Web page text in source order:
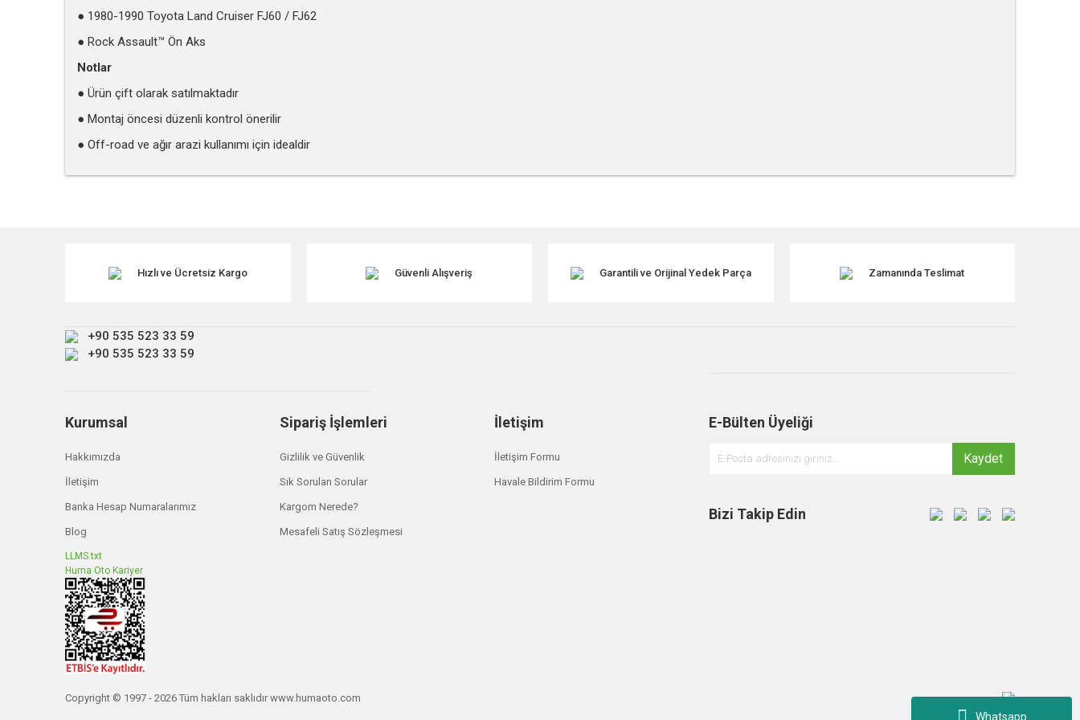
Whatsapp
● 1980-1990 Toyota Land Cruiser FJ60 / FJ62
● Rock Assault™ Ön Aks
Notlar
● Ürün çift olarak satılmaktadır
● Montaj öncesi düzenli kontrol önerilir
● Off-road ve ağır arazi kullanımı için idealdir
Ürün açıklamasında eksik bilgiler bulunuyor.
Bu ürüne benzer farklı alternatifler olmalı.
Hızlı ve Ücretsiz Kargo Güvenli Alışveriş Garantili ve Orijinal Yedek Parça Zamanında Teslimat
+90 535 523 33 59
+90 535 523 33 59
Kurumsal
Hakkımızda
İletişim
Banka Hesap Numaralarımız
Blog
LLMS.txt
Huma Oto Kariyer
Sipariş İşlemleri
Gizlilik ve Güvenlik
Sık Sorulan Sorular
Kargom Nerede?
Mesafeli Satış Sözleşmesi
İletişim
İletişim Formu
Havale Bildirim Formu
E-Bülten Üyeliği
Kaydet
Bizi Takip Edin
Copyright © 1997 - 2026 Tüm hakları saklıdır www.humaoto.com